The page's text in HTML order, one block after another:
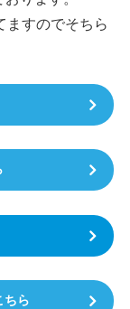
ますのでそちら
ら